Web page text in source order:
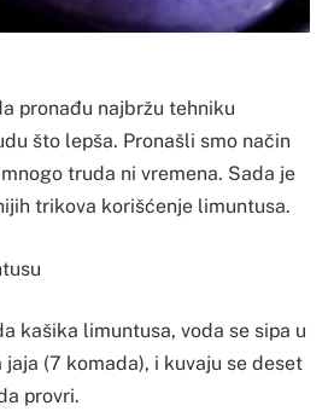
pronađu najbržu tehniku
što lepša. Pronašli smo način
truda ni vremena. Sada je
trikova korišćenje limuntusa.
kašika limuntusa, voda se sipa u
jaja (7 komada), i kuvaju se deset
provri.